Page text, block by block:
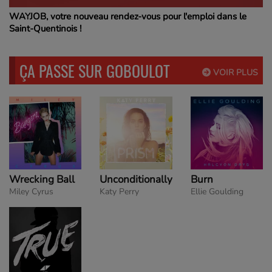
WAYJOB, votre nouveau rendez-vous pour l'emploi dans le
Saint-Quentinois !
VOIR PLUS
ÇA PASSE SUR GOBOULOT
Wrecking Ball
Miley Cyrus
Unconditionally
Katy Perry
Burn
Ellie Goulding